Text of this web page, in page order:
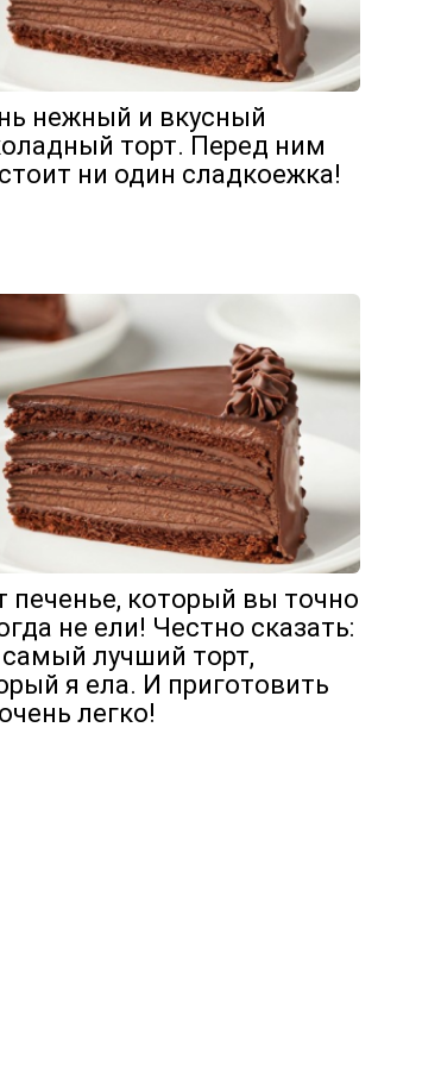
нежный и вкусный
торт. Перед ним
ни один сладкоежка!
печенье, который вы точно
не ели! Честно сказать:
лучший торт,
я ела. И приготовить
легко!